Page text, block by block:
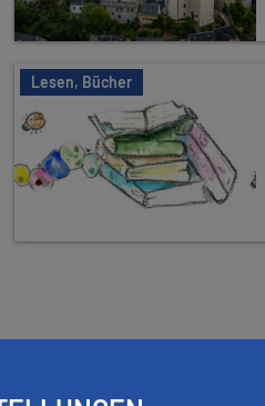
Lesen, Bücher
P
G